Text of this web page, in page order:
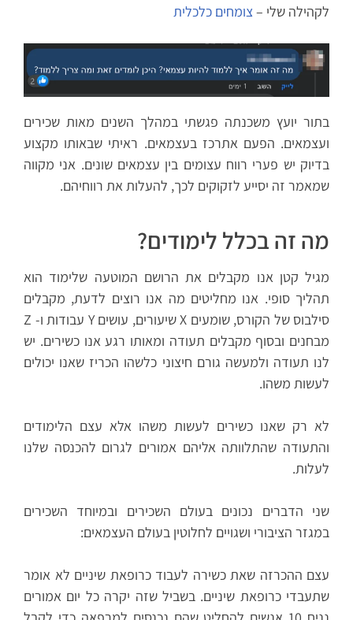
לקהילה שלי –צומחים כלכלית
בתור יועץ משכנתה פגשתי במהלך השנים מאות שכירים
ועצמאים. הפעם אתרכז בעצמאים. ראיתי שבאותו מקצוע
בדיוק יש פערי רווח עצומים בין עצמאים שונים. אני מקווה
שמאמר זה יסייע לזקוקים לכך, להעלות את רווחיהם.
מה זה בכלל לימודים?
מגיל קטן אנו מקבלים את הרושם המוטעה שלימוד הוא
תהליך סופי. אנו מחליטים מה אנו רוצים לדעת, מקבלים
סילבוס של הקורס, שומעים X שיעורים, עושים Y עבודות ו- Z
מבחנים ובסוף מקבלים תעודה ומאותו רגע אנו כשירים. יש
לנו תעודה ולמעשה גורם חיצוני כלשהו הכריז שאנו יכולים
לעשות משהו.
לא רק שאנו כשירים לעשות משהו אלא עצם הלימודים
והתעודה שהתלוותה אליהם אמורים לגרום להכנסה שלנו
לעלות.
שני הדברים נכונים בעולם השכירים ובמיוחד השכירים
במגזר הציבורי ושגויים לחלוטין בעולם העצמאים:
עצם ההכרזה שאת כשירה לעבוד כרופאת שיניים לא אומר
שתעבדי כרופאת שיניים. בשביל שזה יקרה כל יום אמורים